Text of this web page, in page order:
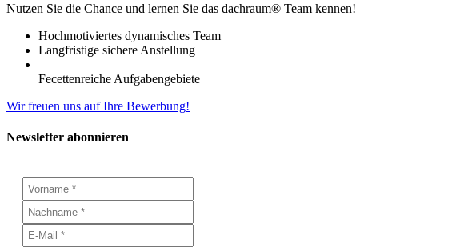
Nutzen Sie die Chance und lernen Sie das dachraum® Team kennen!
Hochmotiviertes dynamisches Team
Langfristige sichere Anstellung
Fecettenreiche Aufgabengebiete
Wir freuen uns auf Ihre Bewerbung!
Newsletter abonnieren